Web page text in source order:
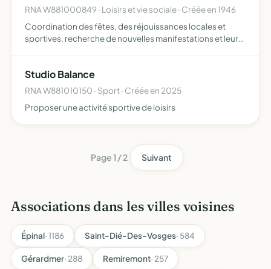
RNA W881000849 · Loisirs et vie sociale · Créée en 1946
Coordination des fêtes, des réjouissances locales et
sportives, recherche de nouvelles manifestations et leurs
Studio Balance
RNA W881010150 · Sport · Créée en 2025
Proposer une activité sportive de loisirs
Page 1 / 2 Suivant
Associations dans les villes voisines
Épinal· 1186 Saint-Dié-Des-Vosges· 584
Gérardmer· 288 Remiremont· 257